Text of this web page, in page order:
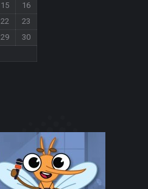
15
16
22
23
29
30